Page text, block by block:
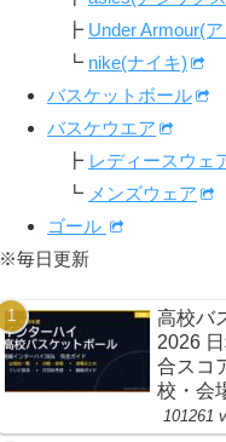
┣ Under Armour(
┗ nike(ナイキ)
バスケットボール
バスケウエア
┣ レディースウェ
┗ メンズウェア
ゴール
※毎日更新
高校バ
2026
合スコ
校・会
阪】
101261